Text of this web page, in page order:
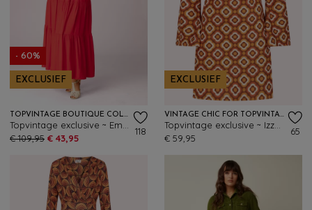
- 60%
EXCLUSIEF
TOPVINTAGE BOUTIQUE COLLECTION
€ 109,95 € 43,95
118
EXCLUSIEF
VINTAGE CHIC FOR TOPVINTAGE
€ 59,95
65